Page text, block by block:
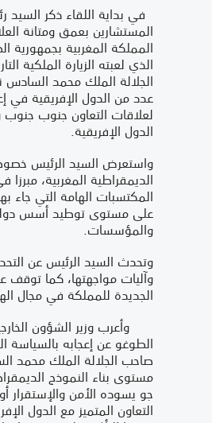
في بداية اللقاء ذكر
المستشارين بعمق ومتانة
المملكة المغربية بجمهورية
الذي لعبته الزيارة الملكية
الجلالة الملك محمد السادس
عدد من الدول الإفريقية في
لعلاقات التعاون جنوب
الدول الإفريقية.
واستعرض السيد الرئيس
الديمقراطية المغربية،
على مستوى توطيد أسس
والمؤسسات.
وتحدث السيد الرئيس عن
وآليات مواجهتها، كما توقف
الجديدة للمملكة في مجال
وأعرب وزير الشؤون
الطوغو عن إعجابه بالسياسة
صاحب الجلالة الملك محمد
مستوى بناء النموذج
جو يسوده الأمن
التعاون المتميز مع الدول